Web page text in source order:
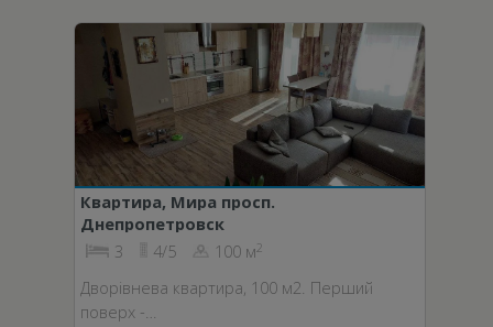
Квартира, Мира просп.
Днепропетровск
3
4/5 100 м2
Дворівнева квартира, 100 м2. Перший
поверх -…